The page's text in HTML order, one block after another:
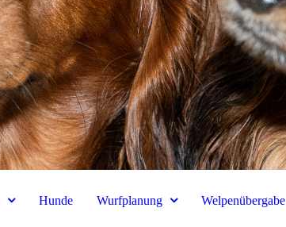
Hunde Wurfplanung Welpenübergabe